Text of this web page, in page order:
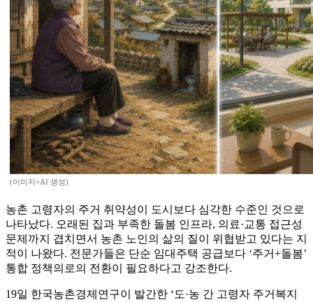
(이미지=AI 생성)
농촌 고령자의 주거 취약성이 도시보다 심각한 수준인 것으로
나타났다. 오래된 집과 부족한 돌봄 인프라, 의료·교통 접근성
문제까지 겹치면서 농촌 노인의 삶의 질이 위협받고 있다는 지
적이 나왔다. 전문가들은 단순 임대주택 공급보다 ‘주거+돌봄’
통합 정책의로의 전환이 필요하다고 강조한다.
19일 한국농촌경제연구이 발간한 ‘도·농 간 고령자 주거복지